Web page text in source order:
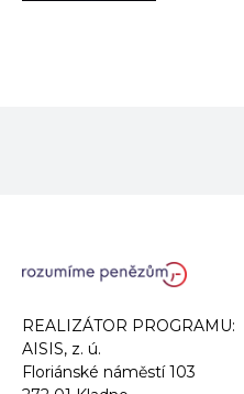
REALIZÁTOR PROGRAMU:
AISIS, z. ú.
Floriánské náměstí 103